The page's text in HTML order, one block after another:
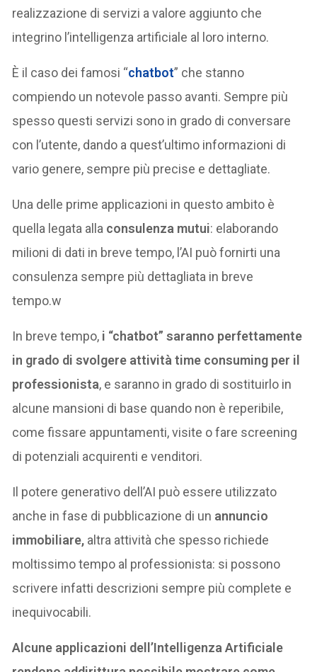
realizzazione di servizi a valore aggiunto che
integrino l’intelligenza artificiale al loro interno.
È il caso dei famosi “chatbot” che stanno
compiendo un notevole passo avanti. Sempre più
spesso questi servizi sono in grado di conversare
con l’utente, dando a quest’ultimo informazioni di
vario genere, sempre più precise e dettagliate.
Una delle prime applicazioni in questo ambito è
quella legata alla consulenza mutui: elaborando
milioni di dati in breve tempo, l’AI può fornirti una
consulenza sempre più dettagliata in breve
tempo.w
In breve tempo, i “chatbot” saranno perfettamente
in grado di svolgere attività time consuming per il
professionista, e saranno in grado di sostituirlo in
alcune mansioni di base quando non è reperibile,
come fissare appuntamenti, visite o fare screening
di potenziali acquirenti e venditori.
Il potere generativo dell’AI può essere utilizzato
anche in fase di pubblicazione di un annuncio
immobiliare, altra attività che spesso richiede
moltissimo tempo al professionista: si possono
scrivere infatti descrizioni sempre più complete e
inequivocabili.
Alcune applicazioni dell’Intelligenza Artificiale